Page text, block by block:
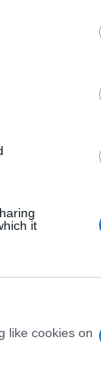
it
like cookies on